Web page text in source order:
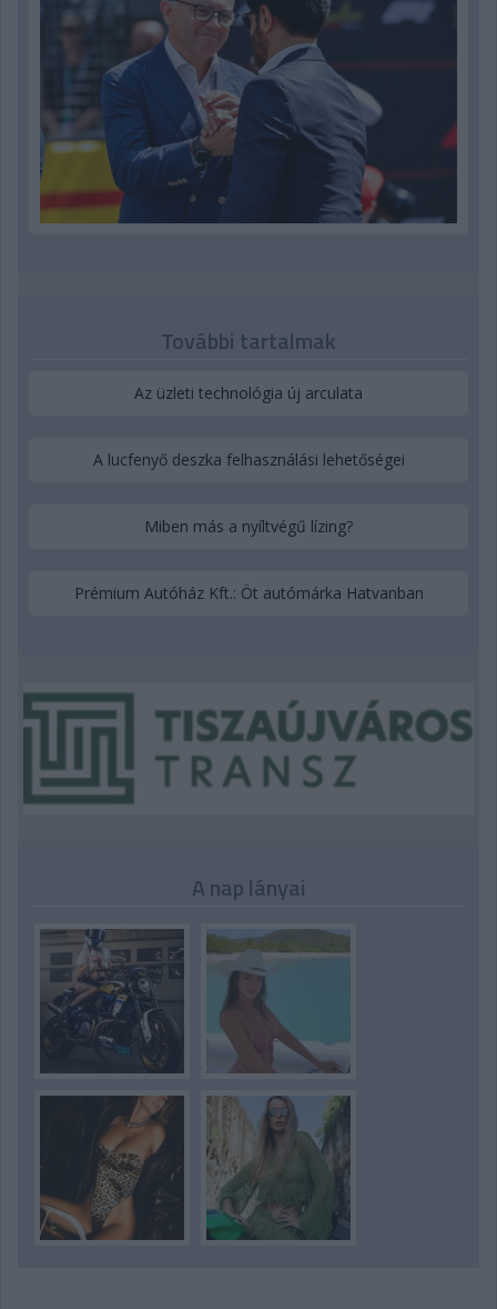
További tartalmak
Az üzleti technológia új arculata
A lucfenyő deszka felhasználási lehetőségei
Miben más a nyíltvégű lízing?
Prémium Autóház Kft.: Öt autómárka Hatvanban
A nap lányai